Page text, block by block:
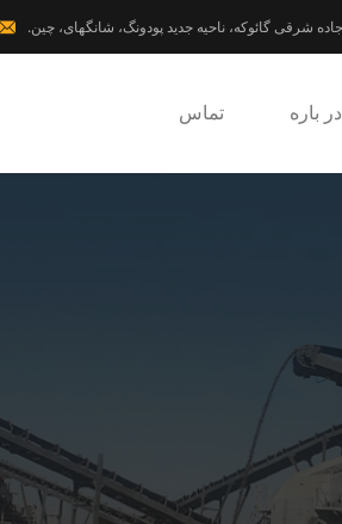
در باره تماس